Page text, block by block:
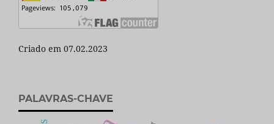
Criado em 07.02.2023
PALAVRAS-CHAVE